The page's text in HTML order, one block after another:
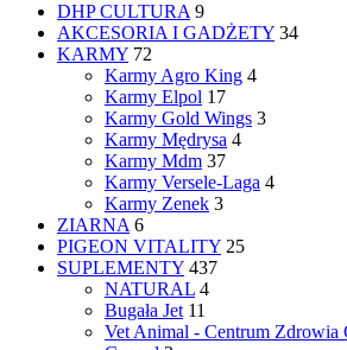
DHP CULTURA 9
AKCESORIA I GADŻETY 34
KARMY 72
Karmy Agro King 4
Karmy Elpol 17
Karmy Gold Wings 3
Karmy Mędrysa 4
Karmy Mdm 37
Karmy Versele-Laga 4
Karmy Zenek 3
ZIARNA 6
PIGEON VITALITY 25
SUPLEMENTY 437
NATURAL 4
Bugała Jet 11
Vet Animal - Centrum Zdrowia